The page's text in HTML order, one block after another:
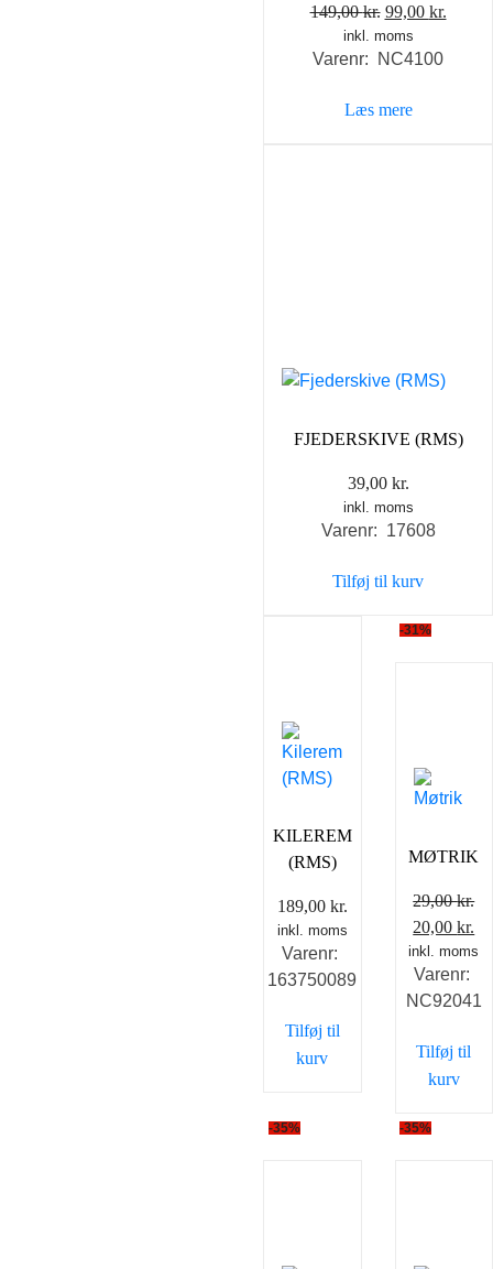
149,00kr. Den
oprindelige
pris
149,00 kr..
99,00 kr.
inkl. moms
Varenr: NC4100
Læs mere
FJEDERSKIVE (RMS)
39,00 kr.
inkl. moms
Varenr: 17608
Tilføj til kurv
KILEREM
(RMS)
189,00 kr.
inkl. moms
Varenr:
163750089
Tilføj til
kurv
-31%
MØTRIK
29,00kr.
Den
pris
var:
20,00kr.
er:
inkl. moms
Varenr:
NC92041
Tilføj til
kurv
-35% -35%